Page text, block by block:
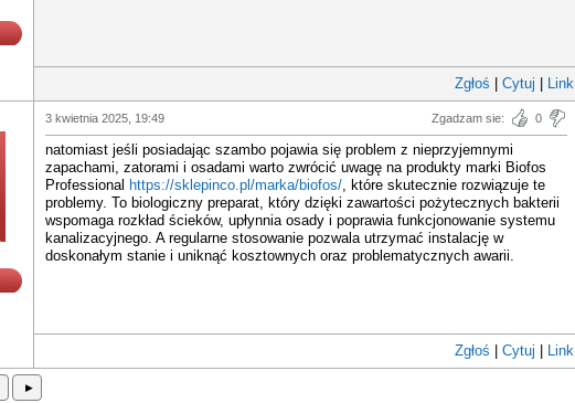
Zgłoś Cytuj Link
3 kwietnia 2025, 19:49 Zgadzam sie: 0
natomiast jeśli posiadając szambo pojawia się problem z nieprzyjemnymi
zapachami, zatorami i osadami warto zwrócić uwagę na produkty marki Biofos
Professional https://sklepinco.pl/marka/biofos/, które skutecznie rozwiązuje te
problemy. To biologiczny preparat, który dzięki zawartości pożytecznych bakterii
wspomaga rozkład ścieków, upłynnia osady i poprawia funkcjonowanie systemu
kanalizacyjnego. A regularne stosowanie pozwala utrzymać instalację w
doskonałym stanie i uniknąć kosztownych oraz problematycznych awarii.
Zgłoś Cytuj Link
▸